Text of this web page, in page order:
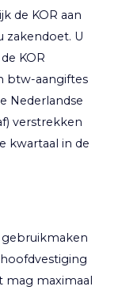
de KOR aan
zakendoet. U
KOR
btw-aangiftes
Nederlandse
verstrekken
kwartaal in de
hoofdvestiging
mag maximaal